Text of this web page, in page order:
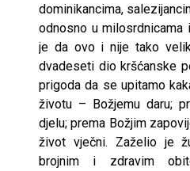
dominikancima,
odnosno u milosrdnicama
je da ovo i nije tako
dvadeseti dio kršćanske
prigoda da se upitamo
životu – Božjemu daru;
djelu; prema Božjim
život vječni. Zaželio je
brojnim i zdravim